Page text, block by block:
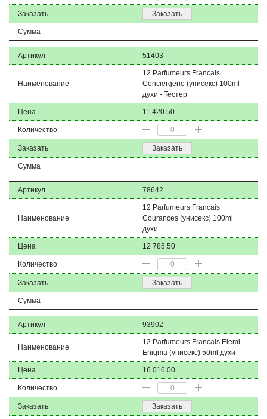
Заказать Заказать
Сумма
Артикул 51403
Наименование
12 Parfumeurs Francais
Conciergerie (унисекс) 100ml
духи - Тестер
Цена 11 420.50
Количество
Заказать Заказать
Сумма
Артикул 78642
Наименование
12 Parfumeurs Francais
Courances (унисекс) 100ml
духи
Цена 12 785.50
Количество
Заказать Заказать
Сумма
Артикул 93902
Наименование
12 Parfumeurs Francais Elemi
Enigma (унисекс) 50ml духи
Цена 16 016.00
Количество
Заказать Заказать